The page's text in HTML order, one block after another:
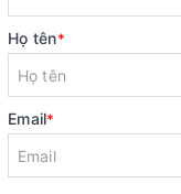
Họ tên*
Email*